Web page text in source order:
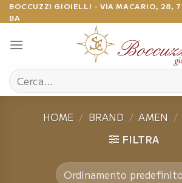
Salta
ai
contenuti
BOCCUZZI GIOIELLI - VIA MACARIO, 28,
BA
Cerca:
HOME / BRAND / AMEN /
FILTRA